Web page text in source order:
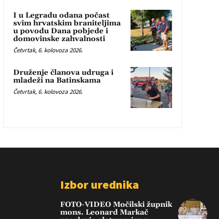
I u Legradu odana počast
svim hrvatskim braniteljima
u povodu Dana pobjede i
domovinske zahvalnosti
Četvrtak, 6. kolovoza 2026.
Druženje članova udruga i
mladeži na Batinskama
Četvrtak, 6. kolovoza 2026.
Izbor urednika
FOTO-VIDEO Močilski župnik
mons. Leonard Markač